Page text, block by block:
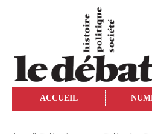
ACCUEIL